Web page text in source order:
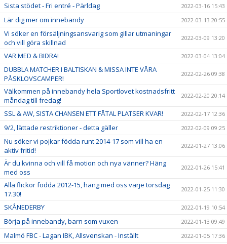
Sista stödet - Fri entré - Pärldag 2022-03-16 15:43
Lär dig mer om innebandy 2022-03-13 20:55
Vi söker en försäljningsansvarig som gillar utmaningar
och vill göra skillnad
2022-03-09 13:20
VAR MED & BIDRA! 2022-03-04 13:04
DUBBLA MATCHER I BALTISKAN & MISSA INTE VÅRA
PÅSKLOVSCAMPER!
2022-02-26 09:38
Välkommen på innebandy hela Sportlovet kostnadsfritt
måndag till fredag!
2022-02-20 20:14
SSL & AW, SISTA CHANSEN ETT FÅTAL PLATSER KVAR! 2022-02-17 12:36
9/2, lättade restriktioner - detta gäller 2022-02-09 09:25
Nu söker vi pojkar födda runt 2014-17 som vill ha en
aktiv fritid!
2022-01-27 13:06
Är du kvinna och vill få motion och nya vänner? Häng
med oss
2022-01-26 15:41
Alla flickor födda 2012-15, häng med oss varje torsdag
17.30!
2022-01-25 11:30
SKÅNEDERBY 2022-01-19 10:54
Börja på innebandy, barn som vuxen 2022-01-13 09:49
Malmö FBC - Lagan IBK, Allsvenskan - Inställt 2022-01-05 17:36